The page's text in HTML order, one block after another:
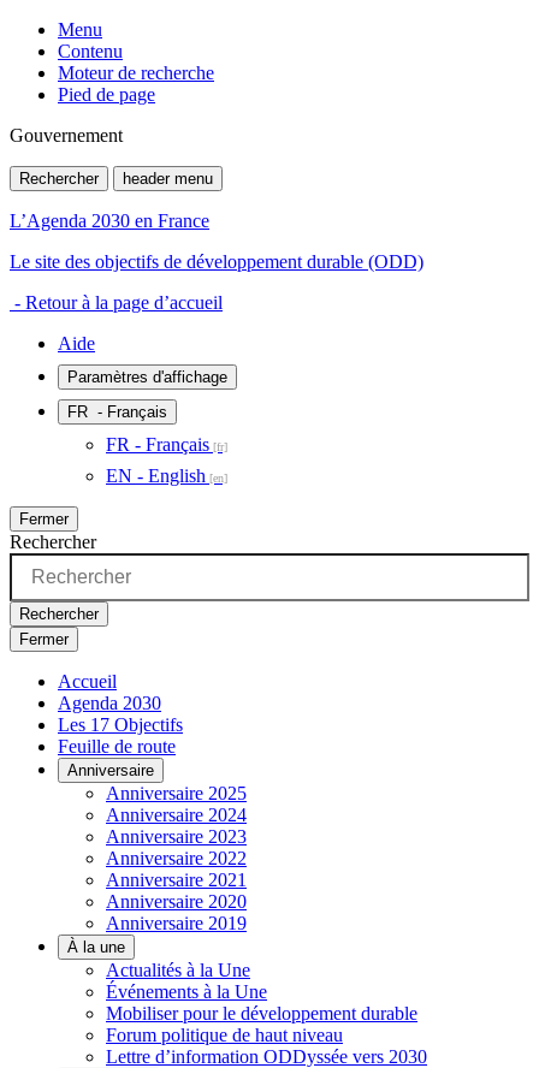
Menu
Contenu
Moteur de recherche
Pied de page
Gouvernement
Rechercher header menu
L’Agenda 2030 en France
Le site des objectifs de développement durable (ODD)
- Retour à la page d’accueil
Aide
Paramètres d'affichage
FR - Français
FR - Français
EN - English
Fermer
Rechercher
Rechercher
Fermer
Accueil
Agenda 2030
Les 17 Objectifs
Feuille de route
Anniversaire
Anniversaire 2025
Anniversaire 2024
Anniversaire 2023
Anniversaire 2022
Anniversaire 2021
Anniversaire 2020
Anniversaire 2019
À la une
Actualités à la Une
Événements à la Une
Mobiliser pour le développement durable
Forum politique de haut niveau
Lettre d’information ODDyssée vers 2030